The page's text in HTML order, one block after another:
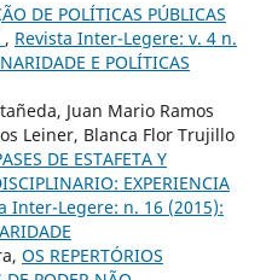
DE POLÍTICAS PÚBLICAS
, Revista Inter-Legere: v. 4 n.
E POLÍTICAS
Juan Mario Ramos
Leiner, Blanca Flor Trujillo
DE ESTAFETA Y
EXPERIENCIA
Inter-Legere: n. 16 (2015):
OS REPERTÓRIOS